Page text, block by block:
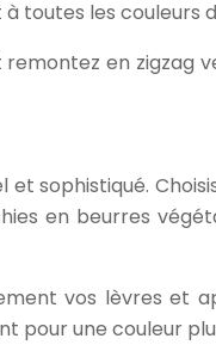
toutes les couleurs
en zigzag
sophistiqué.
en beurres
vos lèvres et
pour une couleur